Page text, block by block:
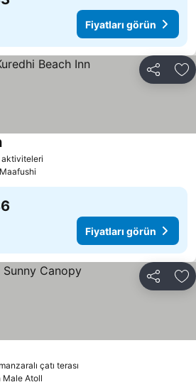
Fiyatları görün
Paylaş
aktiviteleri
Fiyatları görün
Maafushi
Fiyatları görün
Paylaş
çatı terası
Male Atoll